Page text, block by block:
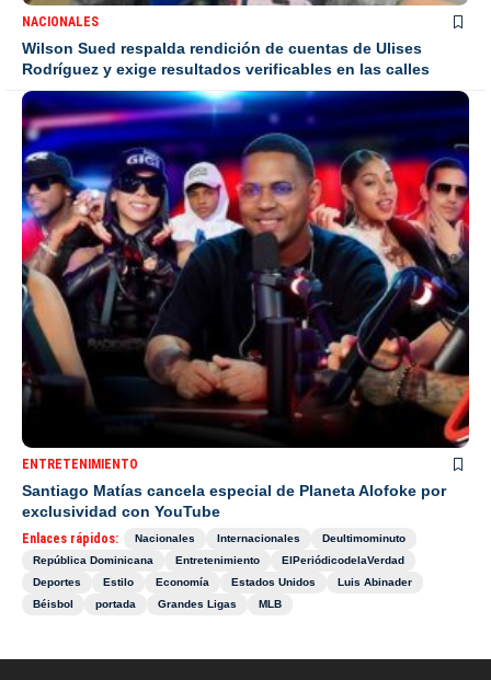
NACIONALES
Wilson Sued respalda rendición de cuentas de Ulises
Rodríguez y exige resultados verificables en las calles
ENTRETENIMIENTO
Santiago Matías cancela especial de Planeta Alofoke por
exclusividad con YouTube
Enlaces rápidos: Nacionales Internacionales
Deultimominuto
República Dominicana
Entretenimiento
ElPeriódicodelaVerdad
Deportes
Estilo Economía Estados Unidos
Luis Abinader
Béisbol
portada Grandes Ligas MLB